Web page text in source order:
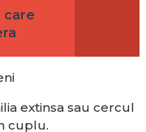
care
extinsa sau cercul
cuplu.